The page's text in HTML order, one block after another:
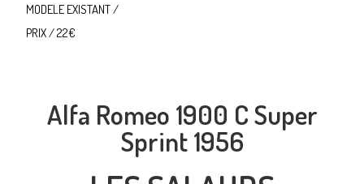
MODELE EXISTANT /
PRIX / 22€
Alfa Romeo 1900 C Super
Sprint 1956